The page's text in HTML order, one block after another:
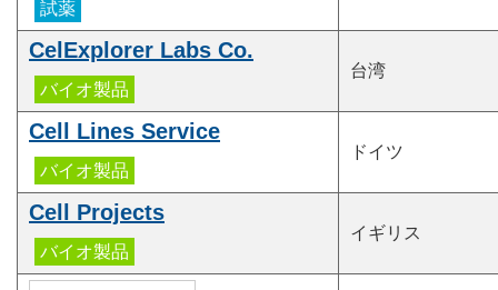
CelExplorer Labs Co.
台湾
Cell Lines Service
ドイツ
Cell Projects
イギリス